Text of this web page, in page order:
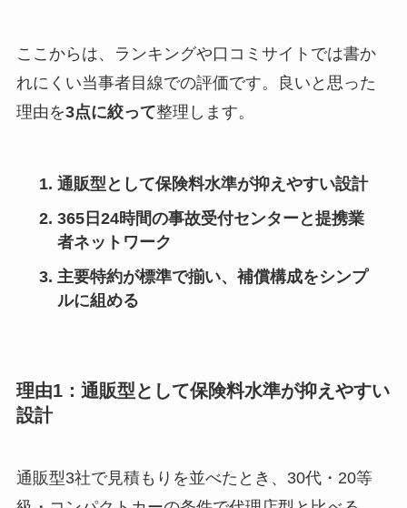
ここからは、ランキングや口コミサイトでは書か
れにくい当事者目線での評価です。良いと思った
理由を3点に絞って整理します。
通販型として保険料水準が抑えやすい設計
365日24時間の事故受付センターと提携業
者ネットワーク
主要特約が標準で揃い、補償構成をシンプ
ルに組める
理由1：通販型として保険料水準が抑えやすい
設計
通販型3社で見積もりを並べたとき、30代・20等